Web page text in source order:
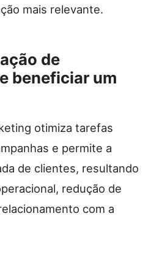
mais relevante.
de
beneficiar um
otimiza tarefas
e permite a
de clientes, resultando
redução de
com a